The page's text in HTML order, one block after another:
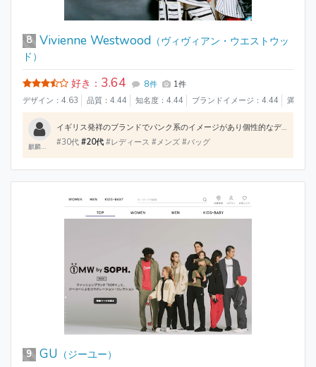
8 Vivienne Westwood （ヴィヴィアン・ウエストウッ
ド）
好き： 3.64 8件
1件
デザイン：4.63
品質：4.44 知名度：4.44 ブランドイメージ：4.44 満足度
麒麟の翼
イギリス発祥のブランドでパンク系のイメージがあり個性的なデザインが印象的。服だけでなく小物もおしゃれで このブランドを象徴しているのが「オーブ」のマークで一度くらい目にした方もいるでしょう。 ネックレスなどはこの「オープ」がかなりの存在感があっておしゃれです。ほかにもハンカチや財布といった小物やバッグなども人気があり 品質も良くオススメできるブランドです。
#30代 #20代 #レディース #メンズ #バッグ
9 GU （ジーユー）